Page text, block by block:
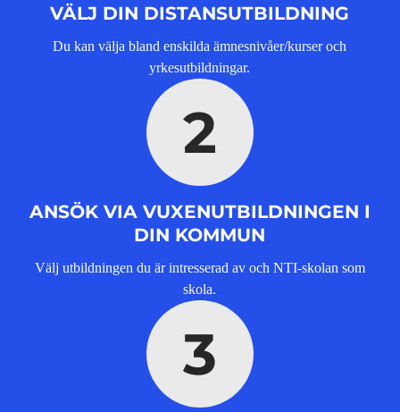
t
e
VÄLJ DIN DISTANSUTBILDNING
Du kan välja bland enskilda ämnesnivåer/kurser och
yrkesutbildningar.
2
ANSÖK VIA VUXENUTBILDNINGEN I
DIN KOMMUN
Välj utbildningen du är intresserad av och NTI-skolan som
skola.
3